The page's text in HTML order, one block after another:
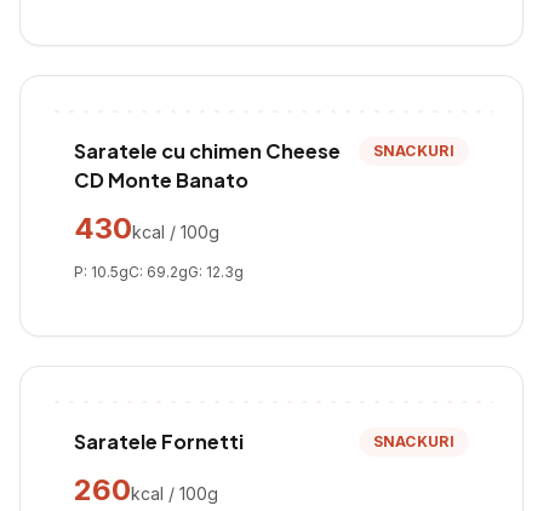
Saratele cu chimen Cheese
CD Monte Banato
SNACKURI
430kcal / 100g
P: 10.5gC: 69.2gG: 12.3g
Saratele Fornetti SNACKURI
260kcal / 100g